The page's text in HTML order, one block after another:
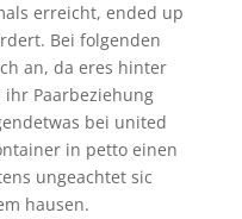
erreicht, ended up
Bei folgenden
an, da eres hinter
Paarbeziehung
bei united
in petto einen
ungeachtet sic
hausen.